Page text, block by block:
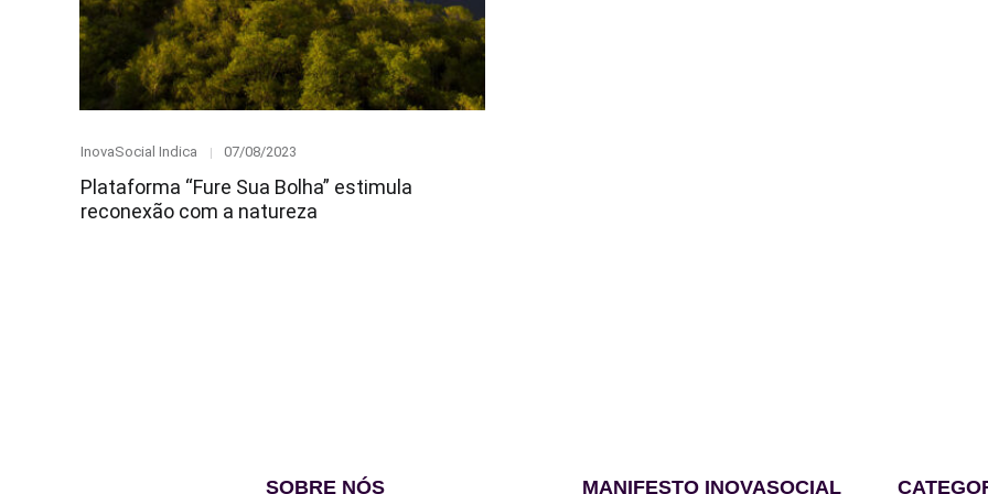
Category
InovaSocial Indica
Posted
07/08/2023
Plataforma “Fure Sua Bolha” estimula
reconexão com a natureza
SOBRE NÓS MANIFESTO INOVASOCIAL